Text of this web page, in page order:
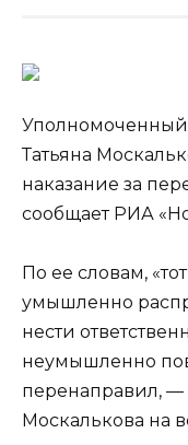
Татьяна
наказание за
сообщает РИА
По ее словам,
умышленно
нести
неумышленно
перенаправил, —
Москалькова на